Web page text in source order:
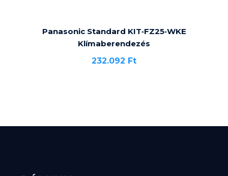
Panasonic Standard KIT‐FZ25‐WKE
Klímaberendezés
232.092 Ft